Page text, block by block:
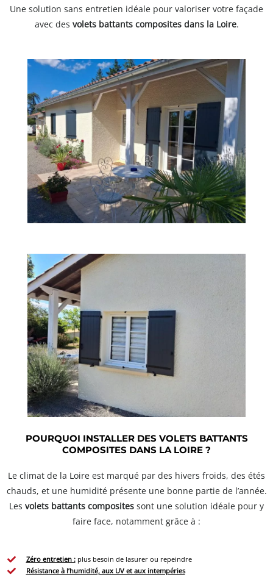
Une solution sans entretien idéale pour valoriser votre façade
avec des volets battants composites dans la Loire.
POURQUOI INSTALLER DES VOLETS BATTANTS
COMPOSITES DANS LA LOIRE ?
Le climat de la Loire est marqué par des hivers froids, des étés
chauds, et une humidité présente une bonne partie de l’année.
Les volets battants composites sont une solution idéale pour y
faire face, notamment grâce à :
Zéro entretien :plus besoin de lasurer ou repeindre
Résistance à l’humidité, aux UV et aux intempéries